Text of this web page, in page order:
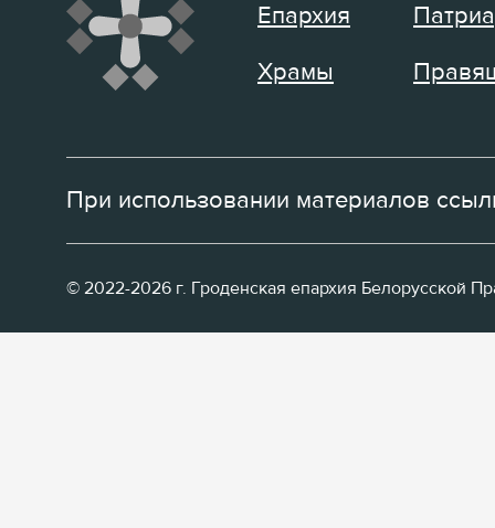
Епархия
Храмы
При использовании материалов
© 2022-2026 г. Гроденская епархия Белорусской